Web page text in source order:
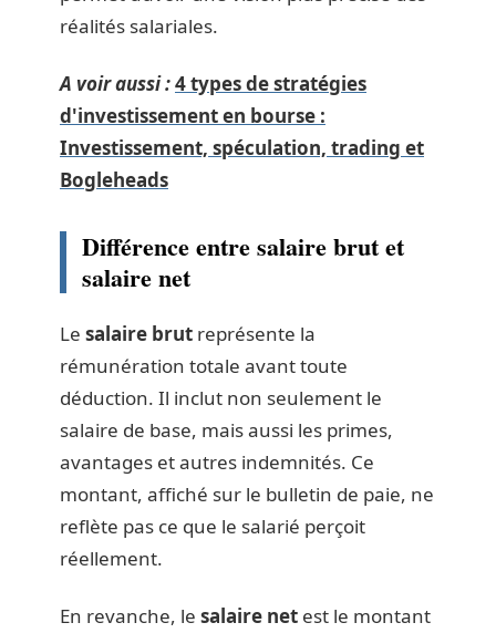
réalités salariales.
A voir aussi :4 types de stratégies
d'investissement en bourse :
Investissement, spéculation, trading et
Bogleheads
Différence entre salaire brut et
salaire net
Le salaire brut représente la
rémunération totale avant toute
déduction. Il inclut non seulement le
salaire de base, mais aussi les primes,
avantages et autres indemnités. Ce
montant, affiché sur le bulletin de paie, ne
reflète pas ce que le salarié perçoit
réellement.
En revanche, le salaire net est le montant